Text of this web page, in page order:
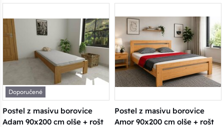
Doporučené
Postel z masivu borovice
Adam 90x200 cm olše + rošt
Postel z masivu borovice
Amor 90x200 cm olše + rošt